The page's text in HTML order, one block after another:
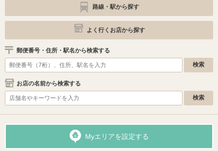
路線・駅から探す
よく行くお店から探す
郵便番号・住所・駅名から検索する
お店の名前から検索する
Myエリアを設定する